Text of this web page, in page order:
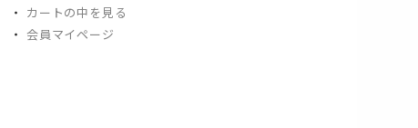
・ カートの中を見る
・ 会員マイページ